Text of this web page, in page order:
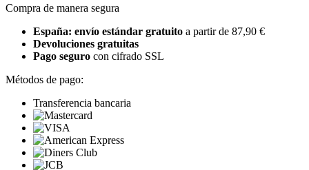
Compra de manera segura
España: envío estándar gratuito a partir de 87,90 €
Devoluciones gratuitas
Pago seguro con cifrado SSL
Métodos de pago:
Transferencia bancaria